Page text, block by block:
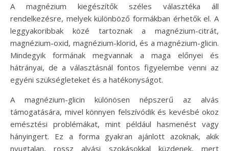
A magnézium kiegészítők széles választéka áll
rendelkezésre, melyek különböző formákban érhetők el. A
leggyakoribbak közé tartoznak a magnézium-citrát,
magnézium-oxid, magnézium-klorid, és a magnézium-glicin.
Mindegyik formának megvannak a maga előnyei és
hátrányai, de a választásnál fontos figyelembe venni az
egyéni szükségleteket és a hatékonyságot.
A magnézium-glicin különösen népszerű az alvás
támogatására, mivel könnyen felszívódik és kevésbé okoz
emésztési problémákat, mint például hasmenést vagy
hányingert. Ez a forma gyakran ajánlott azoknak, akik
nyugtalan, rossz alvási szokásokkal küzdenek, mert